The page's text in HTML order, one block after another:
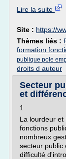
Lire la suite
Site : https://
Thèmes liés :
formation
publique pole
droits d auteur
Secteur
et
1
La lourdeur et
fonctions
nombreux
secteur public
difficulté